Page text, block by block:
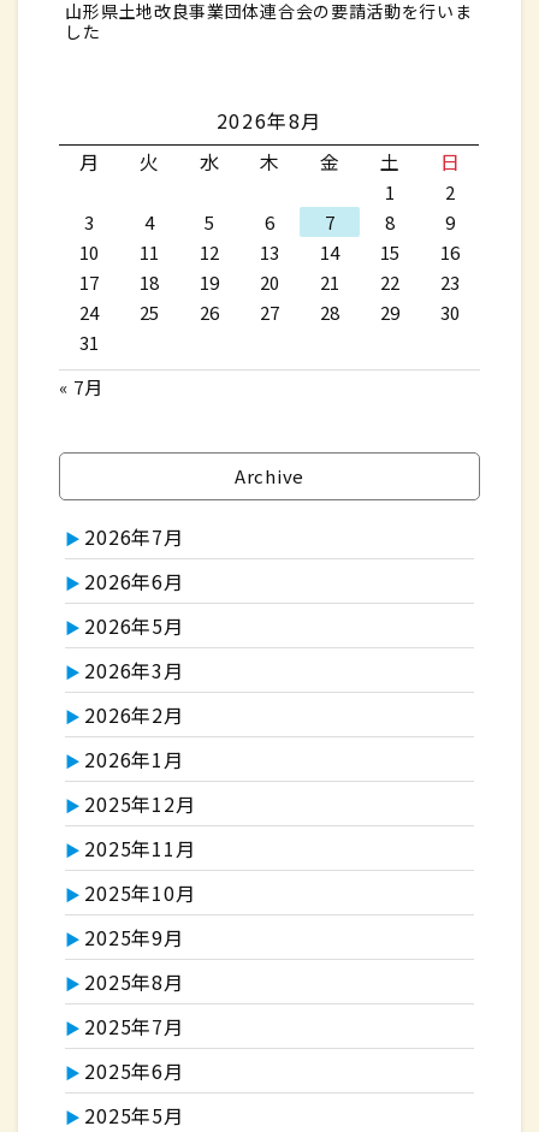
山形県土地改良事業団体連合会の要請活動を行いま
した
2026年8月
月
火 水 木 金 土 日
1
2
3
4 5 6 7 8
9
10
11 12 13 14 15
16
17
18 19 20 21 22
23
24
25 26 27 28 29
30
31
« 7月
Archive
2026年7月
2026年6月
2026年5月
2026年3月
2026年2月
2026年1月
2025年12月
2025年11月
2025年10月
2025年9月
2025年8月
2025年7月
2025年6月
2025年5月